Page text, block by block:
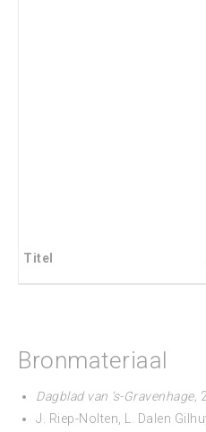
Titel
Bronmateriaal
Dagblad van ‘s-Gravenhage,
J. Riep-Nolten, L. Dalen